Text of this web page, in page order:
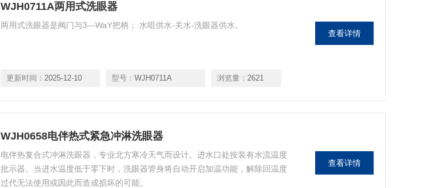
WJH0711A两用式洗眼器
两用式洗眼器是阀门与3—WaY把柄； 水咀供水-关水-洗眼器供水。
更新时间： 2025-12-10 型号： WJH0711A 浏览量： 2621
查看详情
WJH0658电伴热式紧急冲淋洗眼器
电伴热复合式冲淋洗眼器，专业北方寒冷天气而设计。进水口处按装有水流温度
批示器。当进水温度低于零下时，洗眼器管身将自动开启加温功能，解除回温度
过代无法使用或因此而造成损坏的可能。
查看详情